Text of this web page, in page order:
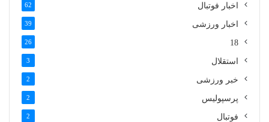
اخبار فوتبال 62
اخبار ورزشی 39
18
26
استقلال 3
خبر ورزشی 2
پرسپولیس 2
فوتبال 2